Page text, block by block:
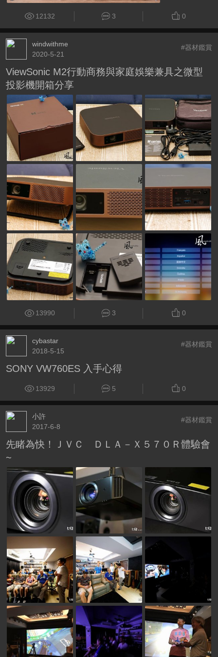
12132 3 0
windwithme
2020-5-21
#器材鑑賞
ViewSonic M2行動商務與家庭娛樂兼具之微型
投影機開箱分享
13990 3 0
cybastar
2018-5-15
#器材鑑賞
SONY VW760ES 入手心得
13929 5 0
小許
2017-6-8
#器材鑑賞
先睹為快！ＪＶＣ ＤＬＡ－Ｘ５７０Ｒ體驗會
~